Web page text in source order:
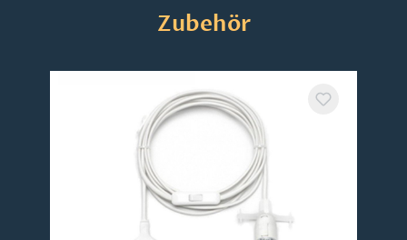
Produktgalerie überspringen
Zubehör